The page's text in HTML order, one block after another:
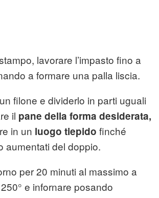
lavorare l’impasto fino a
a formare una palla liscia.
filone e dividerlo in parti uguali
il pane della forma desiderata,
in un luogo tiepido finché
aumentati del doppio.
per 20 minuti al massimo a
e infornare posando